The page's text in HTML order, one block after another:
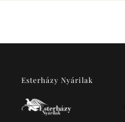
Esterházy Nyárilak